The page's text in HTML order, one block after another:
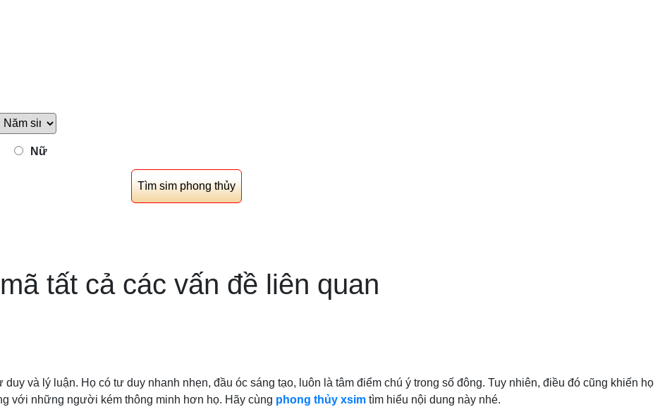
Nữ
tất cả các vấn đề liên quan
và lý luận. Họ có tư duy nhanh nhẹn, đầu óc sáng tạo, luôn là tâm điểm chú ý trong số đông. Tuy nhiên, điều đó cũng khiến họ
với những người kém thông minh hơn họ. Hãy cùng phong thủy xsim tìm hiểu nội dung này nhé.